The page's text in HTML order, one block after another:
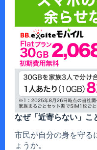
なぜ「近寄らない」こ
市民が自分の身を守る
ょうか。